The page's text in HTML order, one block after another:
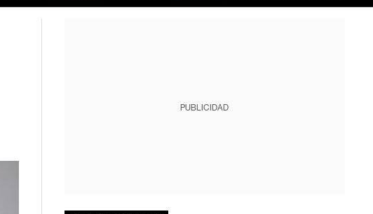
PUBLICIDAD